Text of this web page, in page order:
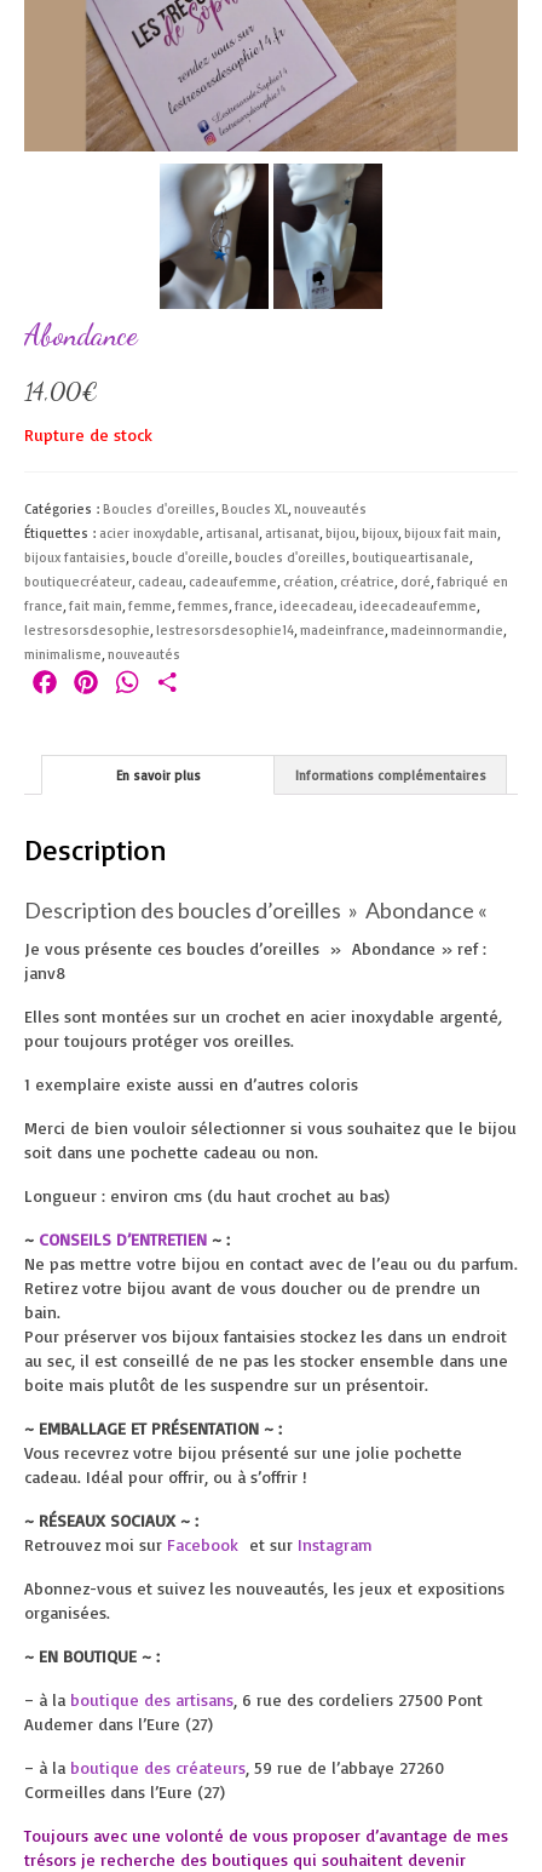
Abondance
14,00€
Rupture de stock
Catégories : Boucles d'oreilles,Boucles XL,nouveautés
Étiquettes : acier inoxydable, artisanal, artisanat,bijou,bijoux,bijoux fait main,
bijoux fantaisies,boucle d'oreille,boucles d'oreilles,boutiqueartisanale,
boutiquecréateur, cadeau, cadeaufemme, création, créatrice, doré,fabriqué en
france,fait main,femme,femmes,france,ideecadeau,ideecadeaufemme,
lestresorsdesophie,lestresorsdesophie14,madeinfrance,madeinnormandie,
minimalisme,nouveautés
FacebookPinterestWhatsApp
En savoir plus Informations complémentaires
Description
Description des boucles d’oreilles » Abondance «
Je vous présente ces boucles d’oreilles » Abondance » ref :
janv8
Elles sont montées sur un crochet en acier inoxydable argenté,
pour toujours protéger vos oreilles.
1 exemplaire existe aussi en d’autres coloris
Merci de bien vouloir sélectionner si vous souhaitez que le bijou
soit dans une pochette cadeau ou non.
Longueur : environ cms (du haut crochet au bas)
~ CONSEILS D’ENTRETIEN ~ :
Ne pas mettre votre bijou en contact avec de l’eau ou du parfum.
Retirez votre bijou avant de vous doucher ou de prendre un
bain.
Pour préserver vos bijoux fantaisies stockez les dans un endroit
au sec, il est conseillé de ne pas les stocker ensemble dans une
boite mais plutôt de les suspendre sur un présentoir.
~ EMBALLAGE ET PRÉSENTATION ~ :
Vous recevrez votre bijou présenté sur une jolie pochette
cadeau. Idéal pour offrir, ou à s’offrir !
~ RÉSEAUX SOCIAUX ~ :
Retrouvez moi sur Facebook et sur Instagram
Abonnez-vous et suivez les nouveautés, les jeux et expositions
organisées.
~ EN BOUTIQUE ~ :
– à la boutique des artisans , 6 rue des cordeliers 27500 Pont
Audemer dans l’Eure (27)
– à la boutique des créateurs , 59 rue de l’abbaye 27260
Cormeilles dans l’Eure (27)
Toujours avec une volonté de vous proposer d’avantage de mes
trésors je recherche des boutiques qui souhaitent devenir